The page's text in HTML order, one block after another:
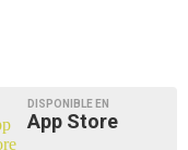
DISPONIBLE EN
App Store